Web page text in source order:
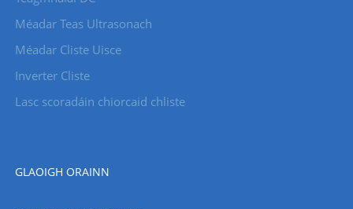
Méadar Teas Ultrasonach
Méadar Cliste Uisce
Inverter Cliste
Lasc scoradáin chiorcaid chliste
GLAOIGH ORAINN